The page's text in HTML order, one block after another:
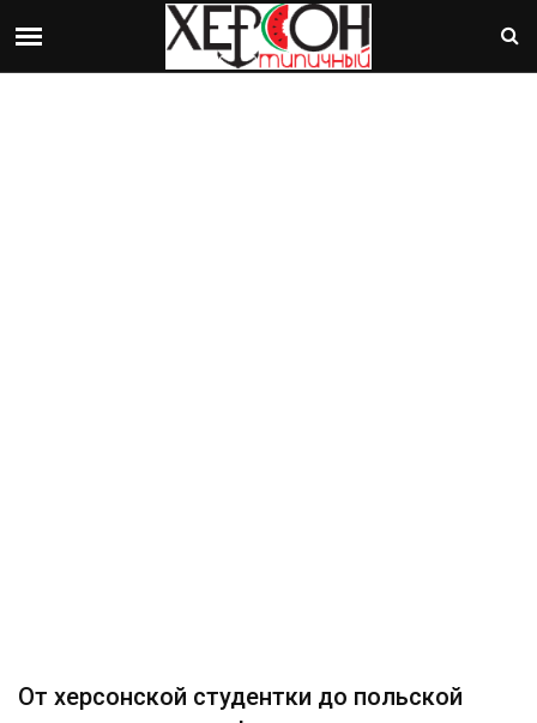
От херсонской студентки до польской